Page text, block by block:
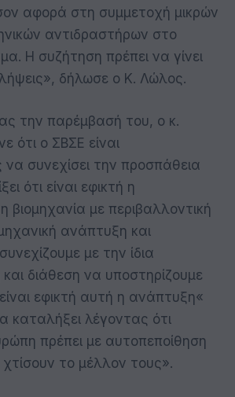
αφορά στη συμμετοχή μικρών
αντιδραστήρων στο
Η συζήτηση πρέπει να γίνει
δήλωσε ο Κ. Λώλος.
την παρέμβασή του, ο κ.
ότι ο ΣΒΣΕ είναι
συνεχίσει την προσπάθεια
ότι είναι εφικτή η
βιομηχανία με περιβαλλοντική
ανάπτυξη και
με την ίδια
διάθεση να υποστηρίζουμε
εφικτή αυτή η ανάπτυξη«
καταλήξει λέγοντας ότι
πρέπει με αυτοπεποίθηση
χτίσουν το μέλλον τους».